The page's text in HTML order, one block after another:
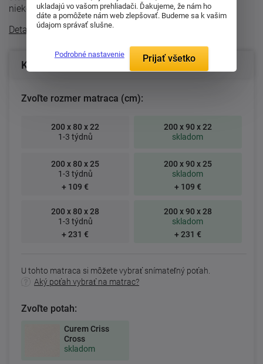
niekoľkých vrstiev: Super-soft ...
Detailný popis
Konfigurácia produktu
Zvoľte rozmer matraca (cm):
200 x 80 x 22
1-3 týdnů
200 x 90 x 22
skladom
200 x 80 x 25
1-3 týdnů
+ 109 €
200 x 90 x 25
skladom
+ 109 €
200 x 80 x 28
1-3 týdnů
+ 231 €
200 x 90 x 28
skladom
+ 231 €
U tohto matraca si môžete vybrať snímateľný poťah.
Aký poťah vybrať na matrac?
Zvoľte potah:
Curem Criss
Cross
skladom
ukladajú vo vašom prehliadači. Ďakujeme, že nám ho
dáte a pomôžete nám web zlepšovať. Budeme sa k vašim
údajom správať slušne.
Podrobné nastavenie Prijať všetko